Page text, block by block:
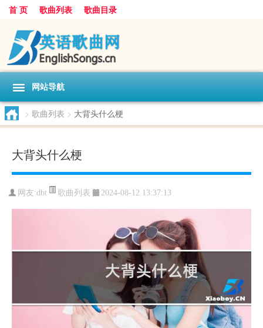
首 页 歌曲列表 歌曲目录
网站导航
> 歌曲列表 > 大背头什么梗
大背头什么梗
网友:dbt 歌曲列表 2024-08-12 13:37:13